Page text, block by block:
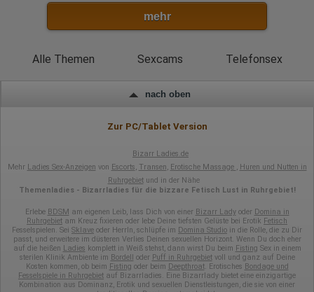
mehr
Alle Themen Sexcams Telefonsex
nach oben
Zur PC/Tablet Version
Bizarr Ladies.de
Mehr Ladies Sex-Anzeigen von Escorts, Transen, Erotische Massage , Huren und Nutten in
Ruhrgebietund in der Nähe
Themenladies - Bizarrladies für die bizzare Fetisch Lust in Ruhrgebiet!
Erlebe BDSM am eigenen Leib, lass Dich von einer Bizarr Ladyoder Domina in
Ruhrgebiet am Kreuz fixieren oder lebe Deine tiefsten Gelüste bei Erotik Fetisch
Fesselspielen. Sei Sklave oder HerrIn, schlüpfe im Domina Studio in die Rolle, die zu Dir
passt, und erweitere im düsteren Verlies Deinen sexuellen Horizont. Wenn Du doch eher
auf die heißen Ladies komplett in Weiß stehst, dann wirst Du beim Fisting Sex in einem
sterilen Klinik Ambiente im Bordell oder Puff in Ruhrgebietvoll und ganz auf Deine
Kosten kommen, ob beim Fisting oder beim Deepthroat. Erotisches Bondage und
Fesselspiele in Ruhrgebiet auf Bizarrladies. Eine Bizarrlady bietet eine einzigartige
Kombination aus Dominanz, Erotik und sexuellen Dienstleistungen, die sie von einer